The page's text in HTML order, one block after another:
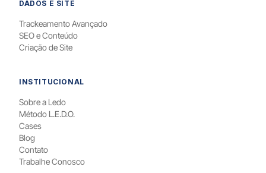
DADOS E SITE
Trackeamento Avançado
SEO e Conteúdo
Criação de Site
INSTITUCIONAL
Sobre a Ledo
Método L.E.D.O.
Cases
Blog
Contato
Trabalhe Conosco